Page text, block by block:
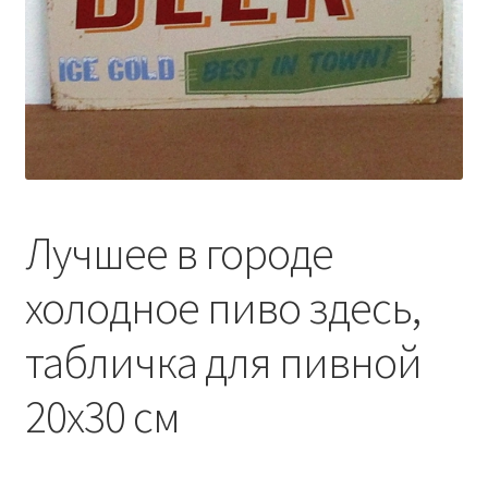
Сигары
Скидки
Схема проезда
Юр. лицам
Лучшее в городе
холодное пиво здесь,
табличка для пивной
20х30 см